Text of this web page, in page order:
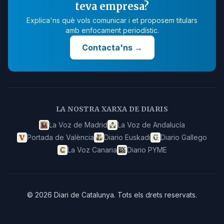
teva empresa?
Explica'ns què vols comunicar i et proposem titulars
amb enfocament periodístic.
Contacta'ns→
LA NOSTRA XARXA DE DIARIS
La Voz de Madrid
La Voz de Andalucía
Portada de València
Diario Euskadi
Diario Gallego
La Voz Canaria
Diario PYME
© 2026 Diari de Catalunya. Tots els drets reservats.